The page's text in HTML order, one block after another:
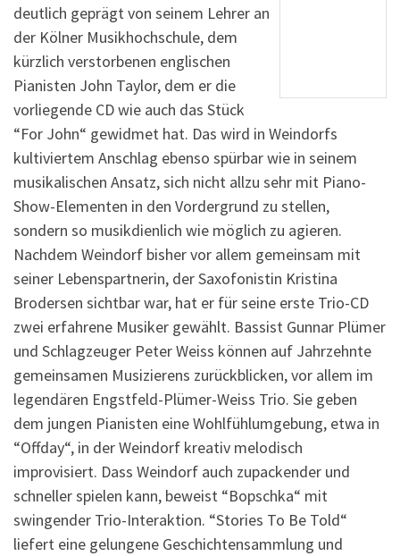
deutlich geprägt von seinem Lehrer an
der Kölner Musikhochschule, dem
kürzlich verstorbenen englischen
Pianisten John Taylor, dem er die
vorliegende CD wie auch das Stück
“For John“ gewidmet hat. Das wird in Weindorfs
kultiviertem Anschlag ebenso spürbar wie in seinem
musikalischen Ansatz, sich nicht allzu sehr mit Piano-
Show-Elementen in den Vordergrund zu stellen,
sondern so musikdienlich wie möglich zu agieren.
Nachdem Weindorf bisher vor allem gemeinsam mit
seiner Lebenspartnerin, der Saxofonistin Kristina
Brodersen sichtbar war, hat er für seine erste Trio-CD
zwei erfahrene Musiker gewählt. Bassist Gunnar Plümer
und Schlagzeuger Peter Weiss können auf Jahrzehnte
gemeinsamen Musizierens zurückblicken, vor allem im
legendären Engstfeld-Plümer-Weiss Trio. Sie geben
dem jungen Pianisten eine Wohlfühlumgebung, etwa in
“Offday“, in der Weindorf kreativ melodisch
improvisiert. Dass Weindorf auch zupackender und
schneller spielen kann, beweist “Bopschka“ mit
swingender Trio-Interaktion. “Stories To Be Told“
liefert eine gelungene Geschichtensammlung und